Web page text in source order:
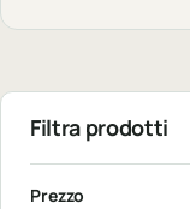
Filtra prodotti
Prezzo